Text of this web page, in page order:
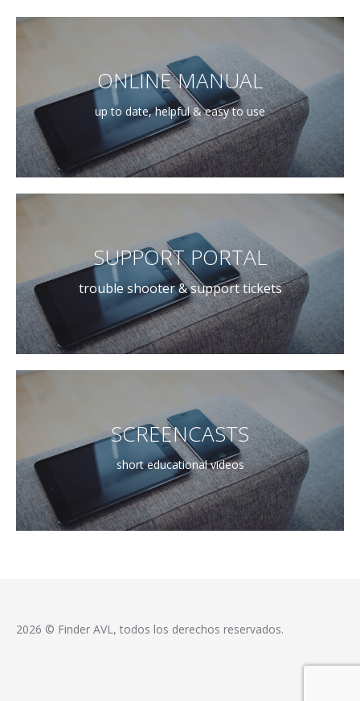
ONLINE MANUAL
up to date, helpful & easy to use
SUPPORT PORTAL
trouble shooter & support tickets
SCREENCASTS
short educational videos
2026 © Finder AVL, todos los derechos reservados.